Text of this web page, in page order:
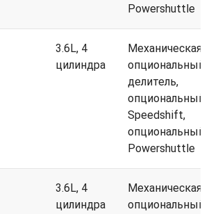
Powershuttle
3.6L, 4
цилиндра
Механическая,
опциональный
делитель,
опциональный
Speedshift,
опциональный
Powershuttle
3.6L, 4
цилиндра
Механическая,
опциональный